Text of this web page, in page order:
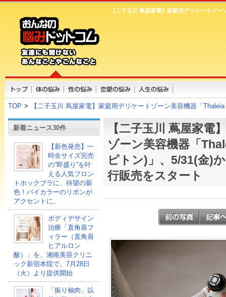
【二子玉川 蔦屋家電】家庭用デリケートゾ
TOP > 【二子玉川 蔦屋家電】家庭用デリケートゾーン美容機器「
新着ニュース30件
【新色発売】一
時全サイズ完売
の“即盛り”を叶
える人気フロン
トホックブラに、待望の新
色！バイカラーのリボンが
アクセントに。
ボディデザイン
治療「直角肩フ
ィラー（直角肩
ヒアルロン
酸）」を、湘南美容クリニ
ック新宿本院で、7月28日
（火）より提供開始
「振り袖肉」以
【二子玉川 蔦屋家電
ゾーン美容機器「
ピトン)」、5/31(金)
行販売をスタート